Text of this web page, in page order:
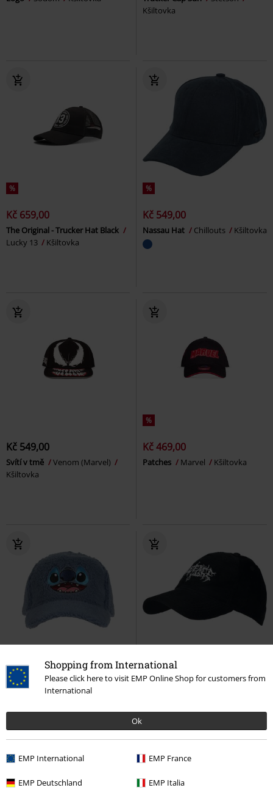
Shopping from International
Please click here to visit EMP Online Shop for customers from
International
Ok
EMP International EMP France
EMP Deutschland EMP Italia
Kšiltovka
%
Kč 659,00
The Original - Trucker Hat Black
Lucky 13
Kšiltovka
%
Kč 549,00
Nassau Hat Chillouts Kšiltovka
Kč 549,00
Svítí v tmě
Venom (Marvel)
Kšiltovka
%
Kč 469,00
Patches Marvel Kšiltovka
Kč 409,00
Stitch - Fluffy Cap
Lilo & Stitch
Kč 549,00